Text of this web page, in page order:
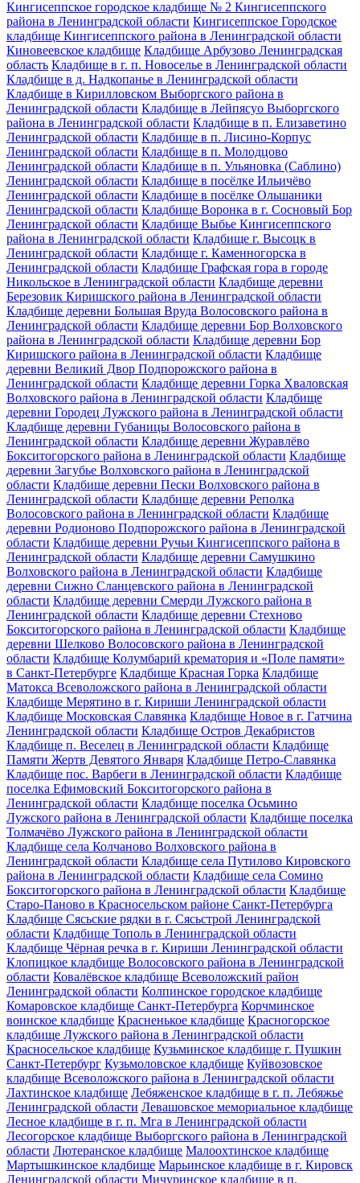
Кингисеппское городское кладбище № 2 Кингисеппского
района в Ленинградской области Кингисеппское Городское
кладбище Кингисеппского района в Ленинградской области
Киновеевское кладбище Кладбище Арбузово Ленинградская
область Кладбище в г. п. Новоселье в Ленинградской области
Кладбище в д. Надкопанье в Ленинградской области
Кладбище в Кирилловском Выборгского района в
Ленинградской области Кладбище в Лейпясуо Выборгского
района в Ленинградской области Кладбище в п. Елизаветино
Ленинградской области Кладбище в п. Лисино-Корпус
Ленинградской области Кладбище в п. Молодцово
Ленинградской области Кладбище в п. Ульяновка (Саблино)
Ленинградской области Кладбище в посёлке Ильичёво
Ленинградской области Кладбище в посёлке Ольшаники
Ленинградской области Кладбище Воронка в г. Сосновый Бор
Ленинградской области Кладбище Выбье Кингисеппского
района в Ленинградской области Кладбище г. Высоцк в
Ленинградской области Кладбище г. Каменногорска в
Ленинградской области Кладбище Графская гора в городе
Никольское в Ленинградской области Кладбище деревни
Березовик Киришского района в Ленинградской области
Кладбище деревни Большая Вруда Волосовского района в
Ленинградской области Кладбище деревни Бор Волховского
района в Ленинградской области Кладбище деревни Бор
Киришского района в Ленинградской области Кладбище
деревни Великий Двор Подпорожского района в
Ленинградской области Кладбище деревни Горка Хваловская
Волховского района в Ленинградской области Кладбище
деревни Городец Лужского района в Ленинградской области
Кладбище деревни Губаницы Волосовского района в
Ленинградской области Кладбище деревни Журавлёво
Бокситогорского района в Ленинградской области Кладбище
деревни Загубье Волховского района в Ленинградской
области Кладбище деревни Пески Волховского района в
Ленинградской области Кладбище деревни Реполка
Волосовского района в Ленинградской области Кладбище
деревни Родионово Подпорожского района в Ленинградской
области Кладбище деревни Ручьи Кингисеппского района в
Ленинградской области Кладбище деревни Самушкино
Волховского района в Ленинградской области Кладбище
деревни Сижно Сланцевского района в Ленинградской
области Кладбище деревни Смерди Лужского района в
Ленинградской области Кладбище деревни Стехново
Бокситогорского района в Ленинградской области Кладбище
деревни Шелково Волосовского района в Ленинградской
области Кладбище Колумбарий крематория и «Поле памяти»
в Санкт-Петербурге Кладбище Красная Горка Кладбище
Матокса Всеволожского района в Ленинградской области
Кладбище Мерятино в г. Кириши Ленинградской области
Кладбище Московская Славянка Кладбище Новое в г. Гатчина
Ленинградской области Кладбище Остров Декабристов
Кладбище п. Веселец в Ленинградской области Кладбище
Памяти Жертв Девятого Января Кладбище Петро-Славянка
Кладбище пос. Варбеги в Ленинградской области Кладбище
поселка Ефимовский Бокситогорского района в
Ленинградской области Кладбище поселка Осьмино
Лужского района в Ленинградской области Кладбище поселка
Толмачёво Лужского района в Ленинградской области
Кладбище села Колчаново Волховского района в
Ленинградской области Кладбище села Путилово Кировского
района в Ленинградской области Кладбище села Сомино
Бокситогорского района в Ленинградской области Кладбище
Старо-Паново в Красносельском районе Санкт-Петербурга
Кладбище Сясьские рядки в г. Сясьстрой Ленинградской
области Кладбище Тополь в Ленинградской области
Кладбище Чёрная речка в г. Кириши Ленинградской области
Клопицкое кладбище Волосовского района в Ленинградской
области Ковалёвское кладбище Всеволожский район
Ленинградской области Колпинское городское кладбище
Комаровское кладбище Санкт-Петербурга Корчминское
воинское кладбище Красненькое кладбище Красногорское
кладбище Лужского района в Ленинградской области
Красносельское кладбище Кузьминское кладбище г. Пушкин
Санкт-Петербург Кузьмоловское кладбище Куйвозовское
кладбище Всеволожского района в Ленинградской области
Лахтинское кладбище Лебяженское кладбище в г. п. Лебяжье
Ленинградской области Левашовское мемориальное кладбище
Лесное кладбище в г. п. Мга в Ленинградской области
Лесогорское кладбище Выборгского района в Ленинградской
области Лютеранское кладбище Малоохтинское кладбище
Мартышкинское кладбище Марьинское кладбище в г. Кировск
Ленинградской области Мичуринское кладбище в п.